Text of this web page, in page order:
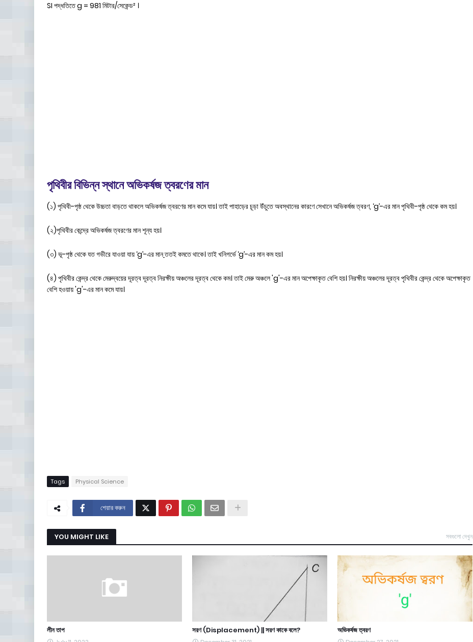
SI পদ্ধতিতে g = 981 মিটার/সেকেন্ড² ।
পৃথিবীর বিভিন্ন স্থানে অভিকর্ষজ ত্বরণের মান
(১) পৃথিবী-পৃষ্ঠ থেকে উচ্চতা বাড়তে থাকলে অভিকর্ষজ ত্বরণের মান কমে যায়। তাই পাহাড়ের চূড়া উঁচুতে অবস্থানের কারণে সেখানে অভিকর্ষজ ত্বরণ, ‘g’-এর মান পৃথিবী-পৃষ্ঠ থেকে কম হয়।
(২)পৃথিবীর কেন্দ্রে অভিকর্ষজ ত্বরণের মান শূন্য হয়।
(৩) ভূ-পৃষ্ঠ থেকে যত গভীরে যাওয়া যায় ‘g’-এর মানতত‌ই কমতে থাকে। তাই খনিগর্ভে ‘g’-এর মান কম হয়।
(৪) পৃথিবীর কেন্দ্র থেকে মেরুদ্বয়ের দূরত্ব দূরত্ব নিরক্ষীয় অঞ্চলের দূরত্ব থেকে কম। তাই মেরু অঞ্চলে 'g'-এর মান অপেক্ষাকৃত বেশি হয়। নিরক্ষীয় অঞ্চলের দূরত্ব পৃথিবীর কেন্দ্র থেকে অপেক্ষাকৃত
বেশি হওয়ায় 'g'-এর মান কমে যায়।
Tags Physical Science
শেয়ার করুন
YOU MIGHT LIKE সবগুলো দেখুন
লীন তাপ সরণ (Displacement) || সরণ কাকে বলে? অভিকর্ষজ ত্বরণ